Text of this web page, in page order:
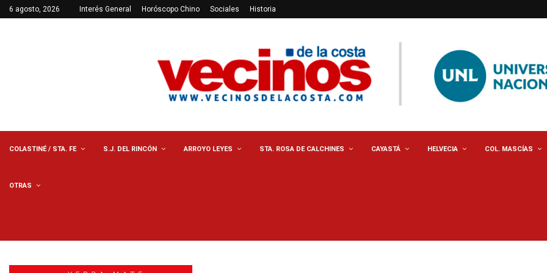
6 agosto, 2026 Interés General Horóscopo Chino Sociales Historia
COLASTINÉ / STA. FE S.J. DEL RINCÓN ARROYO LEYES STA. ROSA DE CALCHINES CAYASTÁ HELVECIA COL. MASCÍAS
OTRAS